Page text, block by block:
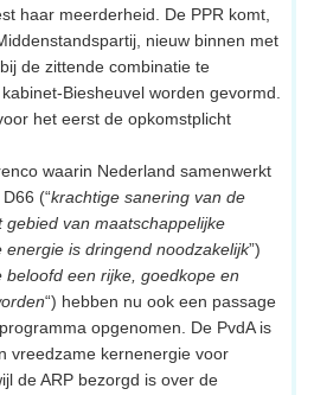
haar meerderheid. De PPR komt,
nieuw binnen met
de zittende combinatie te
Biesheuvel worden gevormd.
het eerst de opkomstplicht
waarin Nederland samenwerkt
(“krachtige sanering van de
van maatschappelijke
is dringend noodzakelijk”)
beloofd een rijke, goedkope en
“) hebben nu ook een passage
opgenomen. De PvdA is
vreedzame kernenergie voor
de ARP bezorgd is over de